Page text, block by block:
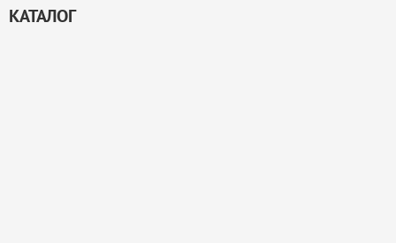
КАТАЛОГ